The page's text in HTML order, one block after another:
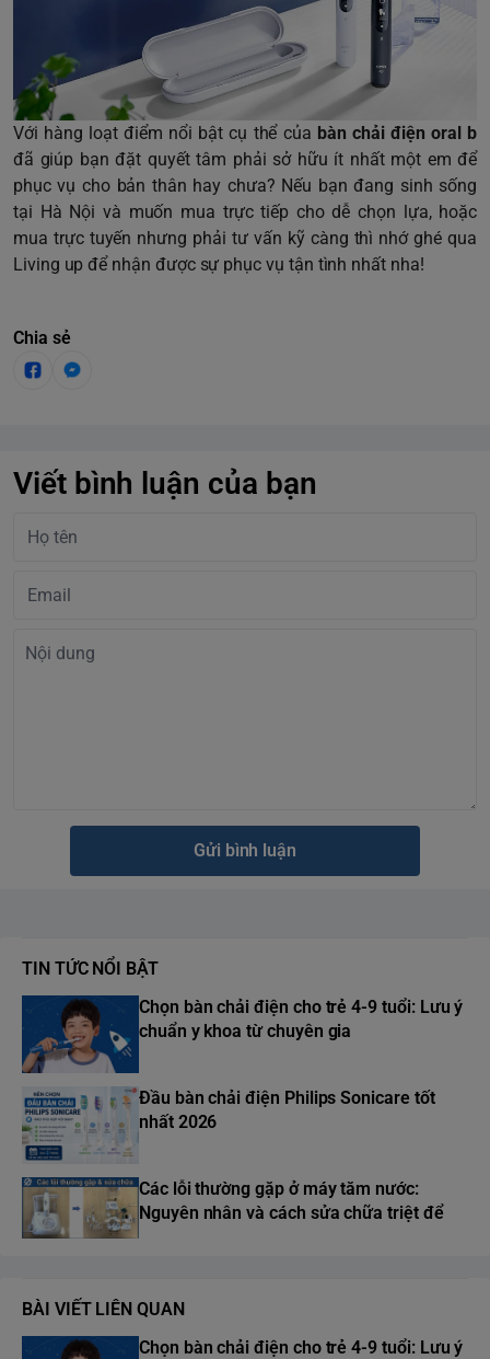
Với hàng loạt điểm nổi bật cụ thể của bàn chải điện oral b
đã giúp bạn đặt quyết tâm phải sở hữu ít nhất một em để
phục vụ cho bản thân hay chưa? Nếu bạn đang sinh sống
tại Hà Nội và muốn mua trực tiếp cho dễ chọn lựa, hoặc
mua trực tuyến nhưng phải tư vấn kỹ càng thì nhớ ghé qua
Living up để nhận được sự phục vụ tận tình nhất nha!
Chia sẻ
Viết bình luận của bạn
Gửi bình luận
TIN TỨC NỔI BẬT
Chọn bàn chải điện cho trẻ 4-9 tuổi: Lưu ý
chuẩn y khoa từ chuyên gia
Đầu bàn chải điện Philips Sonicare tốt
nhất 2026
Các lỗi thường gặp ở máy tăm nước:
Nguyên nhân và cách sửa chữa triệt để
BÀI VIẾT LIÊN QUAN
Chọn bàn chải điện cho trẻ 4-9 tuổi: Lưu ý